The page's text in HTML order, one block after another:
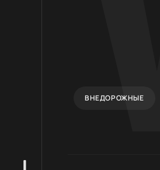
ВНЕДОРОЖНЫЕ